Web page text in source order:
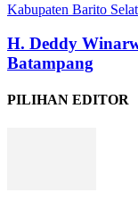
Kabupaten Barito
H. Deddy
Batampang
PILIHAN EDITOR